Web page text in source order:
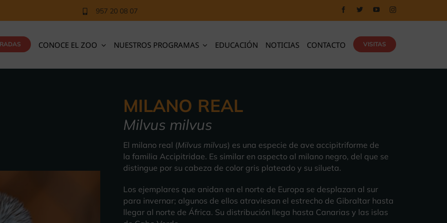
957 20 08 07
CONOCE EL ZOO NUESTROS PROGRAMAS EDUCACIÓN NOTICIAS CONTACTO VISITAS
MILANO REAL
Milvus milvus
El milano real ​ (Milvus milvus) es una especie de ave accipitriforme de
la familia Accipitridae. Es similar en aspecto al milano negro, del que se
distingue por su cabeza de color gris plateado y su silueta.
Los ejemplares que anidan en el norte de Europa se desplazan al sur
para invernar; algunos de ellos atraviesan el estrecho de Gibraltar hasta
llegar al norte de África. Su distribución llega hasta Canarias y las islas